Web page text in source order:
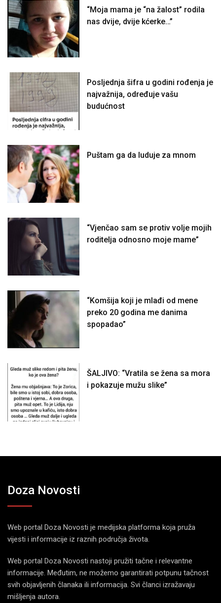
“Moja mama je “na žalost” rodila
nas dvije, dvije kćerke…”
Posljednja šifra u godini rođenja je
najvažnija, određuje vašu
budućnost
Puštam ga da luduje za mnom
“Vjenčao sam se protiv volje mojih
roditelja odnosno moje mame”
“Komšija koji je mlađi od mene
preko 20 godina me danima
spopadao”
ŠALJIVO: “Vratila se žena sa mora
i pokazuje mužu slike”
Doza Novosti
Web portal Doza Novosti je medijska platforma koja pruža
vijesti i informacije iz raznih područja života.
Web portal Doza Novosti nastoji pružiti tačne i relevantne
informacije. Međutim, ne možemo garantirati potpunu tačnost
svih objavljenih članaka ili informacija. Svi članci izražavaju
mišljenja autora.